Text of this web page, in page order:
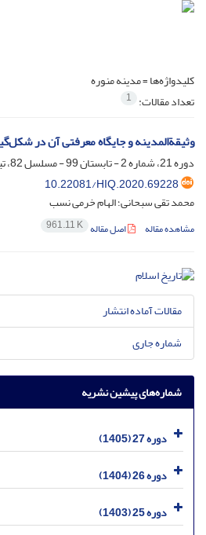
کلیدواژه‌ها =مدینه منوره
تعداد مقالات: 1
وثیقة‌المدینه و جایگاه معرفتی آن در
دوره 21، شماره 2 - تابستان 99 - مسلسل 82، تیر 1399، صفحه
10.22081/HIQ.2020.69228
محمد تقی سبحانی؛ الهام خرمی نسب
مشاهده مقاله اصل مقاله 961.11 K
مقالات آماده انتشار
شماره جاری
شماره‌های پیشین نشریه
دوره 27 (1405)
دوره 26 (1404)
دوره 25 (1403)